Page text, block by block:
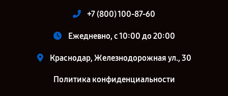
+7 (800) 100-87-60
Ежедневно, с 10:00 до 20:00
Краснодар, Железнодорожная ул., 30
Политика конфиденциальности